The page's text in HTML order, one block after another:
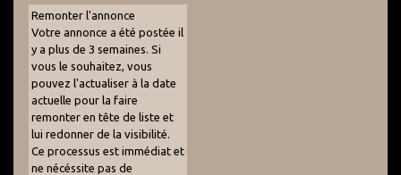
Remonter l'annonce
Votre annonce a été postée il
y a plus de 3 semaines. Si
vous le souhaitez, vous
pouvez l'actualiser à la date
actuelle pour la faire
remonter en tête de liste et
lui redonner de la visibilité.
Ce processus est immédiat et
ne nécéssite pas de